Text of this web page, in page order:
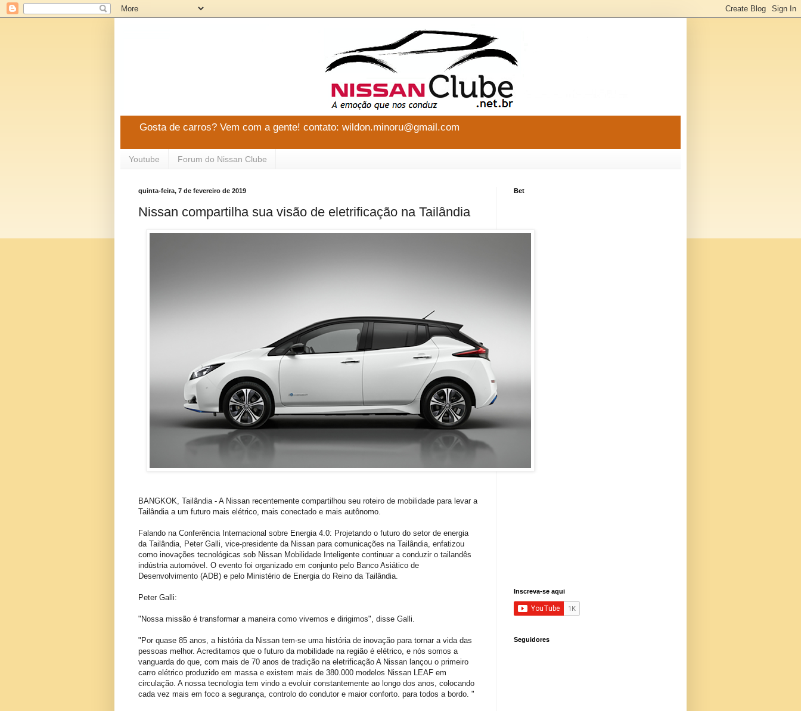
Gosta de carros? Vem com a gente! contato: wildon.minoru@gmail.com
Youtube Forum do Nissan Clube
quinta-feira, 7 de fevereiro de 2019
Nissan compartilha sua visão de eletrificação na Tailândia
BANGKOK, Tailândia - A Nissan recentemente compartilhou seu roteiro de mobilidade para levar a
Tailândia a um futuro mais elétrico, mais conectado e mais autônomo.
Falando na Conferência Internacional sobre Energia 4.0: Projetando o futuro do setor de energia
da Tailândia, Peter Galli, vice-presidente da Nissan para comunicações na Tailândia, enfatizou
como inovações tecnológicas sob Nissan Mobilidade Inteligente continuar a conduzir o tailandês
indústria automóvel. O evento foi organizado em conjunto pelo Banco Asiático de
Desenvolvimento (ADB) e pelo Ministério de Energia do Reino da Tailândia.
Peter Galli:
"Nossa missão é transformar a maneira como vivemos e dirigimos", disse Galli.
"Por quase 85 anos, a história da Nissan tem-se uma história de inovação para tornar a vida das
pessoas melhor. Acreditamos que o futuro da mobilidade na região é elétrico, e nós somos a
vanguarda do que, com mais de 70 anos de tradição na eletrificação A Nissan lançou o primeiro
carro elétrico produzido em massa e existem mais de 380.000 modelos Nissan LEAF em
circulação. A nossa tecnologia tem vindo a evoluir constantemente ao longo dos anos, colocando
cada vez mais em foco a segurança, controlo do condutor e maior conforto. para todos a bordo. "
Bet
Inscreva-se aqui
Seguidores